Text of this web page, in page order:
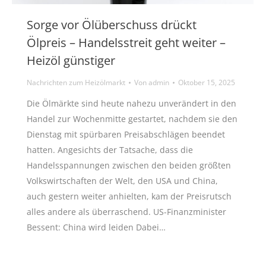
Sorge vor Ölüberschuss drückt
Ölpreis – Handelsstreit geht weiter –
Heizöl günstiger
Nachrichten zum Heizölmarkt Vonadmin Oktober 15, 2025
Die Ölmärkte sind heute nahezu unverändert in den
Handel zur Wochenmitte gestartet, nachdem sie den
Dienstag mit spürbaren Preisabschlägen beendet
hatten. Angesichts der Tatsache, dass die
Handelsspannungen zwischen den beiden größten
Volkswirtschaften der Welt, den USA und China,
auch gestern weiter anhielten, kam der Preisrutsch
alles andere als überraschend. US-Finanzminister
Bessent: China wird leiden Dabei…